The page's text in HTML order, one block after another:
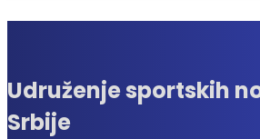
Udruženje sportskih
Srbije